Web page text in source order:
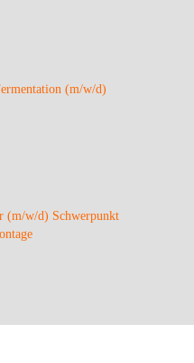
(m/w/d)
(m/w/d) Schwerpunkt